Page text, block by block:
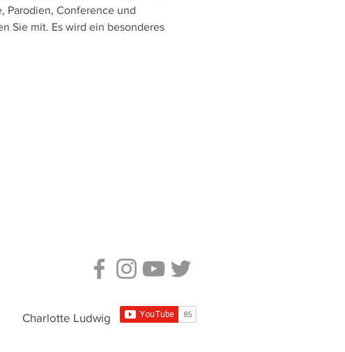
Parodien, Conference und
Sie mit. Es wird ein besonderes
Charlotte Ludwig